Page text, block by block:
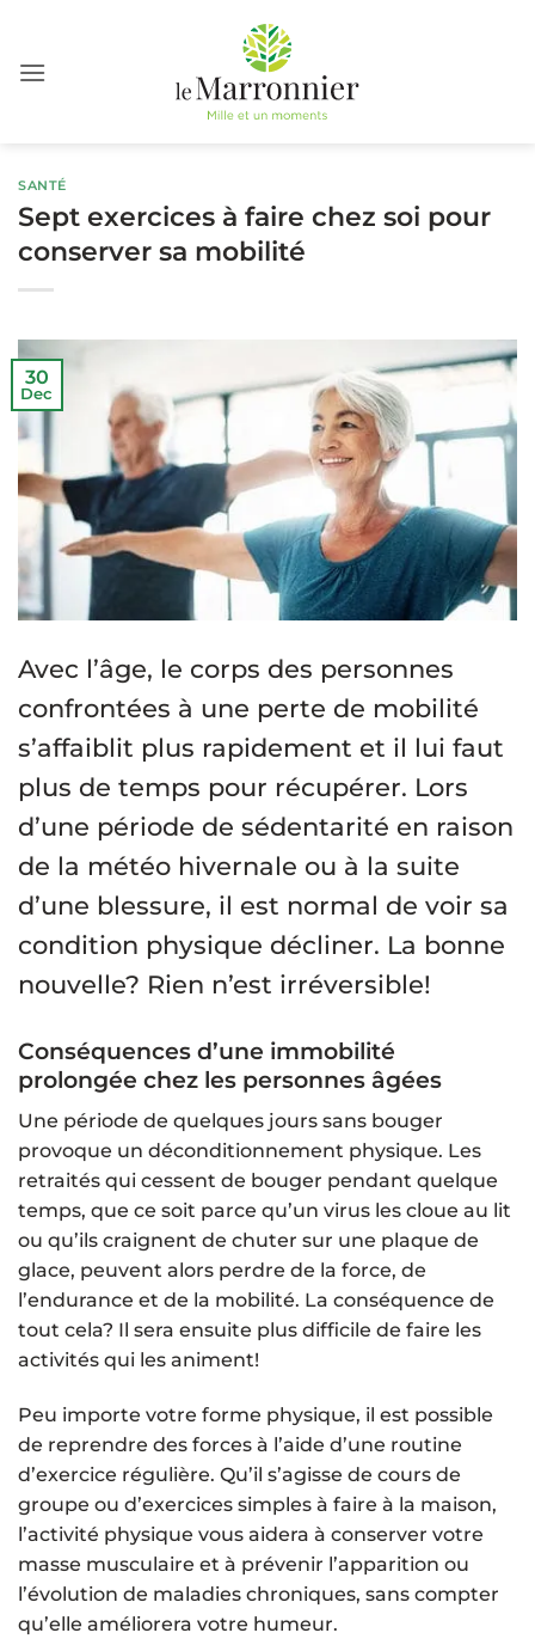
content
SANTÉ
Sept exercices à faire chez soi pour
conserver sa mobilité
30
Dec
Avec l’âge, le corps des personnes
confrontées à une perte de mobilité
s’affaiblit plus rapidement et il lui faut
plus de temps pour récupérer. Lors
d’une période de sédentarité en raison
de la météo hivernale ou à la suite
d’une blessure, il est normal de voir sa
condition physique décliner. La bonne
nouvelle? Rien n’est irréversible!
Conséquences d’une immobilité
prolongée chez les personnes âgées
Une période de quelques jours sans bouger
provoque un déconditionnement physique. Les
retraités qui cessent de bouger pendant quelque
temps, que ce soit parce qu’un virus les cloue au lit
ou qu’ils craignent de chuter sur une plaque de
glace, peuvent alors perdre de la force, de
l’endurance et de la mobilité. La conséquence de
tout cela? Il sera ensuite plus difficile de faire les
activités qui les animent!
Peu importe votre forme physique, il est possible
de reprendre des forces à l’aide d’une routine
d’exercice régulière. Qu’il s’agisse de cours de
groupe ou d’exercices simples à faire à la maison,
l’activité physique vous aidera à conserver votre
masse musculaire et à prévenir l’apparition ou
l’évolution de maladies chroniques, sans compter
qu’elle améliorera votre humeur.